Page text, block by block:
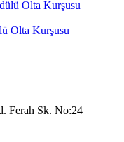
Olta Kurşusu
Ferah Sk. No:24